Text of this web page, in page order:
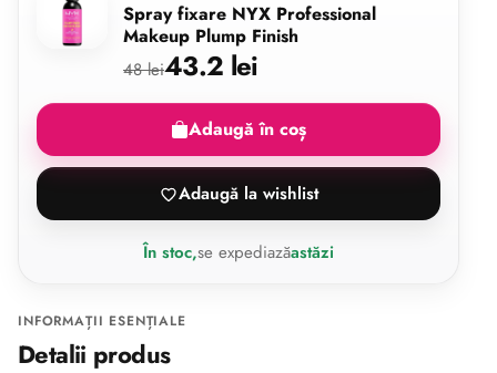
Spray fixare NYX Professional
Makeup Plump Finish
48 lei43.2 lei
Adaugă în coș
Adaugă la wishlist
În stoc,se expediazăastăzi
INFORMAȚII ESENȚIALE
Detalii produs